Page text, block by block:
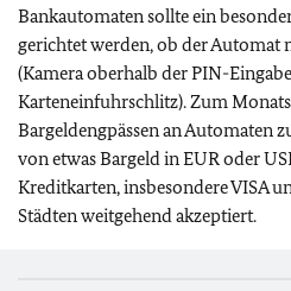
Bankautomaten sollte ein
gerichtet werden, ob der
(Kamera oberhalb der PIN-
Karteneinfuhrschlitz). Zum
Bargeldengpässen an Automaten
von etwas Bargeld in EUR oder
Kreditkarten, insbesondere VISA
Städten weitgehend akzeptiert.